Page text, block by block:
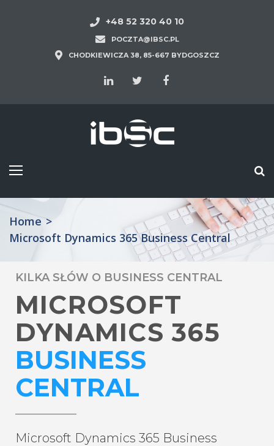
+48 52 320 40 10
POCZTA@IBSC.PL
CHODKIEWICZA 38, 85-667 BYDGOSZCZ
Home >
Microsoft Dynamics 365 Business Central
KILKA SŁÓW O BUSINESS CENTRAL
MICROSOFT
DYNAMICS 365
BUSINESS
CENTRAL
Microsoft Dynamics 365 Business